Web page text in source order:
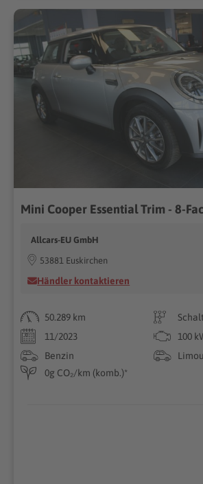
Mini Cooper Essential Trim - 8-
Allcars-EU GmbH
53881 Euskirchen
Händler kontaktieren
50.289 km
11/2023
100
Benzin
0g CO₂/km (komb.)*